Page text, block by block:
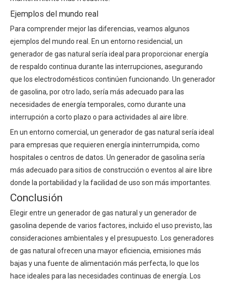
Ejemplos del mundo real
Para comprender mejor las diferencias, veamos algunos
ejemplos del mundo real. En un entorno residencial, un
generador de gas natural sería ideal para proporcionar energía
de respaldo continua durante las interrupciones, asegurando
que los electrodomésticos continúen funcionando. Un generador
de gasolina, por otro lado, sería más adecuado para las
necesidades de energía temporales, como durante una
interrupción a corto plazo o para actividades al aire libre.
En un entorno comercial, un generador de gas natural sería ideal
para empresas que requieren energía ininterrumpida, como
hospitales o centros de datos. Un generador de gasolina sería
más adecuado para sitios de construcción o eventos al aire libre
donde la portabilidad y la facilidad de uso son más importantes.
Conclusión
Elegir entre un generador de gas natural y un generador de
gasolina depende de varios factores, incluido el uso previsto, las
consideraciones ambientales y el presupuesto. Los generadores
de gas natural ofrecen una mayor eficiencia, emisiones más
bajas y una fuente de alimentación más perfecta, lo que los
hace ideales para las necesidades continuas de energía. Los